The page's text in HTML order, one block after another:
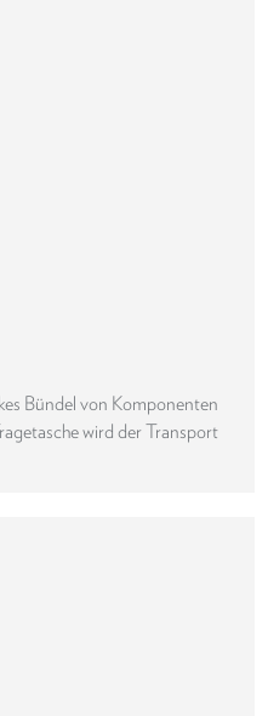
Bündel von Komponenten
wird der Transport